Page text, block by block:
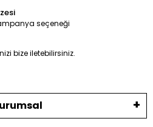
seçeneği
bize iletebilirsiniz.